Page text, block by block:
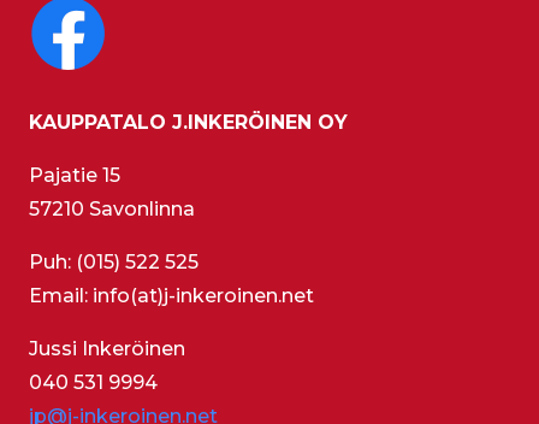
KAUPPATALO J.INKERÖINEN OY
Pajatie 15
57210 Savonlinna
Puh: (015) 522 525
Email: info(at)j-inkeroinen.net
Jussi Inkeröinen
040 531 9994
jp@j-inkeroinen.net